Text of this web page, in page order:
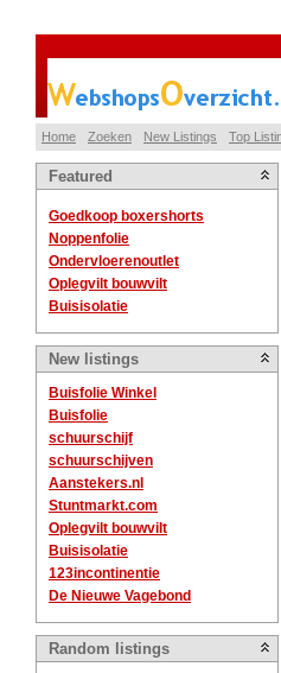
Home Zoeken New Listings Top
Featured
Goedkoop boxershorts
Noppenfolie
Ondervloerenoutlet
Oplegvilt bouwvilt
Buisisolatie
New listings
Buisfolie Winkel
Buisfolie
schuurschijf
schuurschijven
Aanstekers.nl
Stuntmarkt.com
Oplegvilt bouwvilt
Buisisolatie
123incontinentie
De Nieuwe Vagebond
Random listings